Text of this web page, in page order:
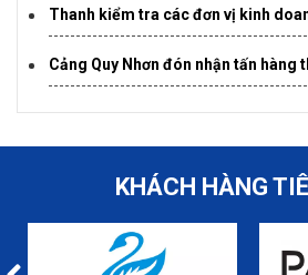
Thanh kiểm tra các đơn vị kinh
Cảng Quy Nhơn đón nhận tấn hàng
KHÁCH HÀNG